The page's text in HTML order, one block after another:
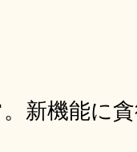
。新機能に